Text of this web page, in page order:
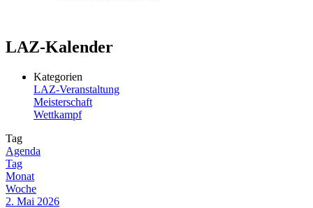
LAZ-Kalender
Kategorien
LAZ-Veranstaltung
Meisterschaft
Wettkampf
Tag
Agenda
Tag
Monat
Woche
2. Mai 2026